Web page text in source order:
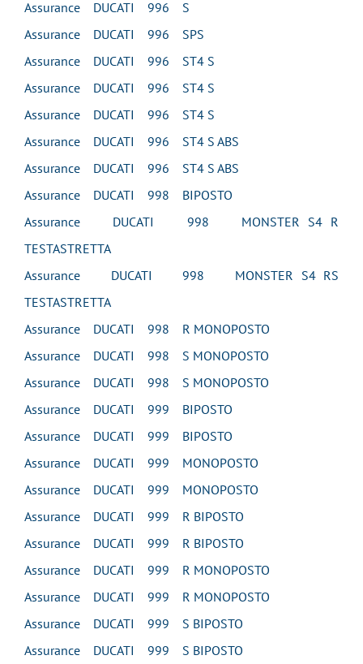
Assurance DUCATI 996 S
Assurance DUCATI 996 SPS
Assurance DUCATI 996 ST4 S
Assurance DUCATI 996 ST4 S
Assurance DUCATI 996 ST4 S
Assurance DUCATI 996 ST4 S ABS
Assurance DUCATI 996 ST4 S ABS
Assurance DUCATI 998 BIPOSTO
Assurance DUCATI 998 MONSTER S4 R
TESTASTRETTA
Assurance DUCATI 998 MONSTER S4 RS
TESTASTRETTA
Assurance DUCATI 998 R MONOPOSTO
Assurance DUCATI 998 S MONOPOSTO
Assurance DUCATI 998 S MONOPOSTO
Assurance DUCATI 999 BIPOSTO
Assurance DUCATI 999 BIPOSTO
Assurance DUCATI 999 MONOPOSTO
Assurance DUCATI 999 MONOPOSTO
Assurance DUCATI 999 R BIPOSTO
Assurance DUCATI 999 R BIPOSTO
Assurance DUCATI 999 R MONOPOSTO
Assurance DUCATI 999 R MONOPOSTO
Assurance DUCATI 999 S BIPOSTO
Assurance DUCATI 999 S BIPOSTO